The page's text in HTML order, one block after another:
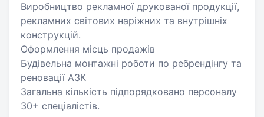
Виробництво рекламної друкованої продукції,
рекламних світових наріжних та внутрішніх
конструкцій.
Оформлення місць продажів
Будівельна монтажні роботи по ребрендінгу та
реновації АЗК
Загальна кількість підпорядковано персоналу
30+ спеціалістів.